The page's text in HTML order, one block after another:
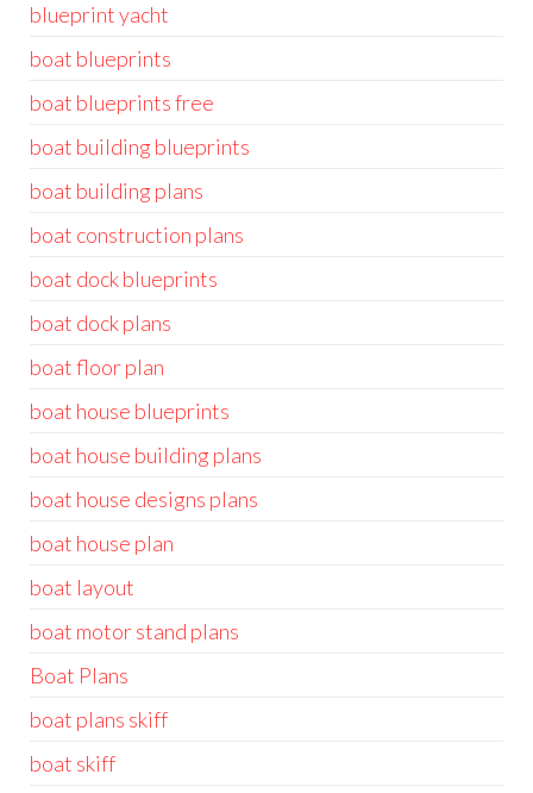
blueprint yacht
boat blueprints
boat blueprints free
boat building blueprints
boat building plans
boat construction plans
boat dock blueprints
boat dock plans
boat floor plan
boat house blueprints
boat house building plans
boat house designs plans
boat house plan
boat layout
boat motor stand plans
Boat Plans
boat plans skiff
boat skiff